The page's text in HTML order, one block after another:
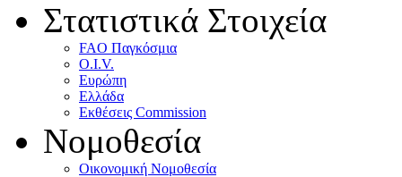
Στατιστικά Στοιχεία
FAO Παγκόσμια
O.I.V.
Ευρώπη
Ελλάδα
Eκθέσεις Commission
Νομοθεσία
Οικονομική Νομοθεσία